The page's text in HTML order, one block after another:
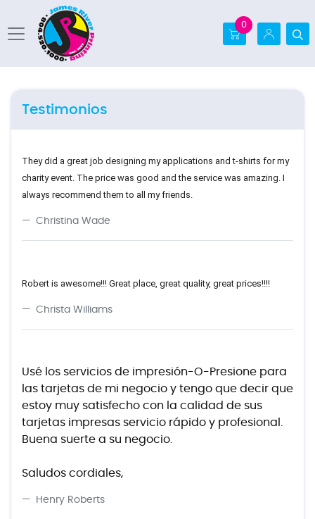
0
Testimonios
They did a great job designing my applications and t-shirts for my
charity event. The price was good and the service was amazing. I
always recommend them to all my friends.
Christina Wade
Robert is awesome!!! Great place, great quality, great prices!!!!
Christa Williams
Usé los servicios de impresión-O-Presione para
las tarjetas de mi negocio y tengo que decir que
estoy muy satisfecho con la calidad de sus
tarjetas impresas servicio rápido y profesional.
Buena suerte a su negocio.
Saludos cordiales,
Henry Roberts